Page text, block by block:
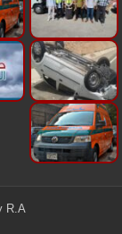
R.A